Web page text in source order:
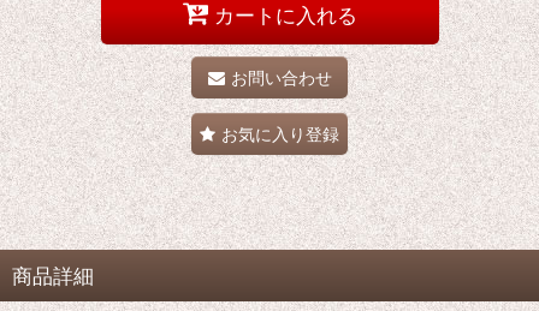
カートに入れる
お問い合わせ
お気に入り登録
商品詳細